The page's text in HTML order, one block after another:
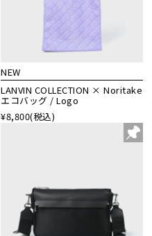
NEW
LANVIN COLLECTION × Noritake
エコバッグ / Logo
¥8,800(税込)